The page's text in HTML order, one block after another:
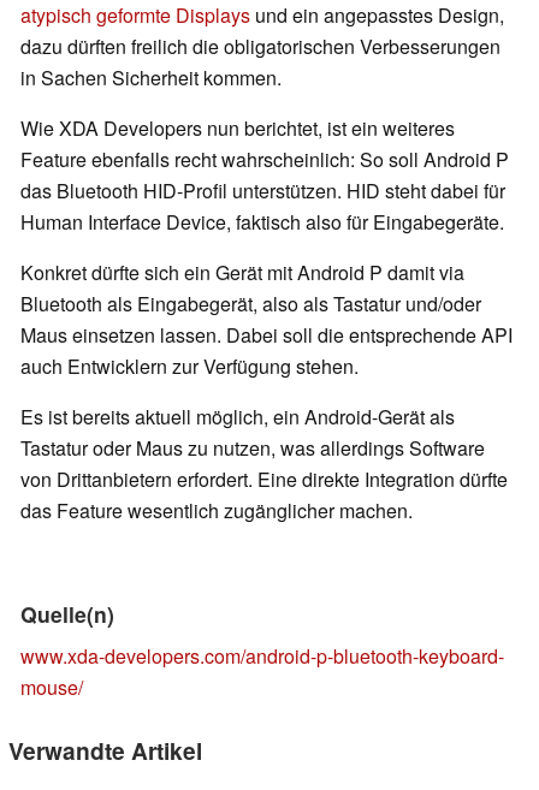
atypisch geformte Displays und ein angepasstes Design,
dazu dürften freilich die obligatorischen Verbesserungen
in Sachen Sicherheit kommen.
Wie XDA Developers nun berichtet, ist ein weiteres
Feature ebenfalls recht wahrscheinlich: So soll Android P
das Bluetooth HID-Profil unterstützen. HID steht dabei für
Human Interface Device, faktisch also für Eingabegeräte.
Konkret dürfte sich ein Gerät mit Android P damit via
Bluetooth als Eingabegerät, also als Tastatur und/oder
Maus einsetzen lassen. Dabei soll die entsprechende API
auch Entwicklern zur Verfügung stehen.
Es ist bereits aktuell möglich, ein Android-Gerät als
Tastatur oder Maus zu nutzen, was allerdings Software
von Drittanbietern erfordert. Eine direkte Integration dürfte
das Feature wesentlich zugänglicher machen.
Quelle(n)
www.xda-developers.com/android-p-bluetooth-keyboard-
mouse/
Verwandte Artikel